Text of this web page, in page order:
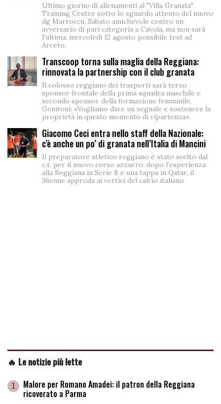
Ultimo giorno di allenamenti al "Villa Granata"
Training Centre sotto lo sguardo attento del nuovo
dg Marroccu. Sabato amichevole contro un
avversario di pari categoria a Cavola, ma non sarà
l'ultima: mercoledì 12 agosto possibile test ad
Arceto.
Transcoop torna sulla maglia della Reggiana:
rinnovata la partnership con il club granata
Il colosso reggiano dei trasporti sarà terzo
sponsor frontale della prima squadra maschile e
secondo sponsor della formazione femminile.
Genitoni: «Vogliamo dare un segnale e sostenere la
proprietà in questo momento di ripartenza».
Giacomo Ceci entra nello staff della Nazionale:
c’è anche un po’ di granata nell’Italia di Mancini
Il preparatore atletico reggiano è stato scelto dal
c.t. per il nuovo corso azzurro: dopo l’esperienza
alla Reggiana in Serie B e una tappa in Qatar, il
36enne approda ai vertici del calcio italiano
🔥 Le notizie più lette
1 Malore per Romano Amadei: il patron della Reggiana
ricoverato a Parma